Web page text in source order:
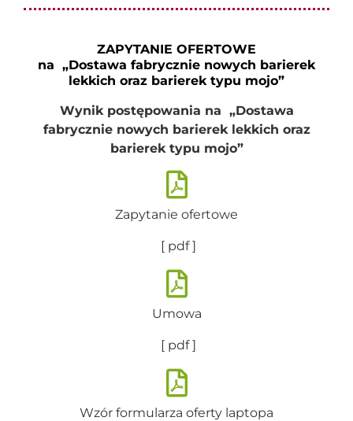
ZAPYTANIE OFERTOWE
na „Dostawa fabrycznie nowych barierek
lekkich oraz barierek typu mojo”
Wynik postępowania na „Dostawa
fabrycznie nowych barierek lekkich oraz
barierek typu mojo”
Zapytanie ofertowe
[ pdf ]
Umowa
[ pdf ]
Wzór formularza oferty laptopa